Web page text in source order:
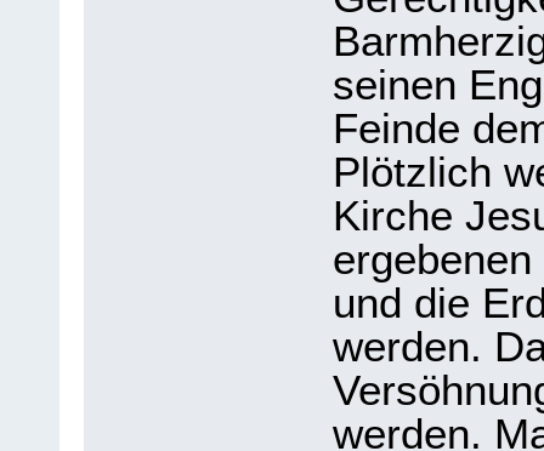
seinen
Feinde
Plötzlich
Kirche
und die
werden.
werden.